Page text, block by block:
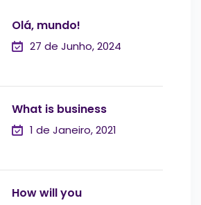
Olá, mundo!
27 de Junho, 2024
What is business
1 de Janeiro, 2021
How will you